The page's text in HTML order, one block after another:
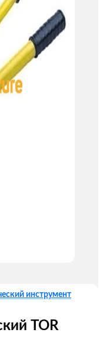
инструмент
TOR